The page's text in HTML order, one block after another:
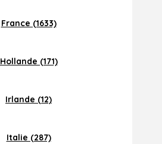
France (1633)
Hollande (171)
Irlande (12)
Italie (287)